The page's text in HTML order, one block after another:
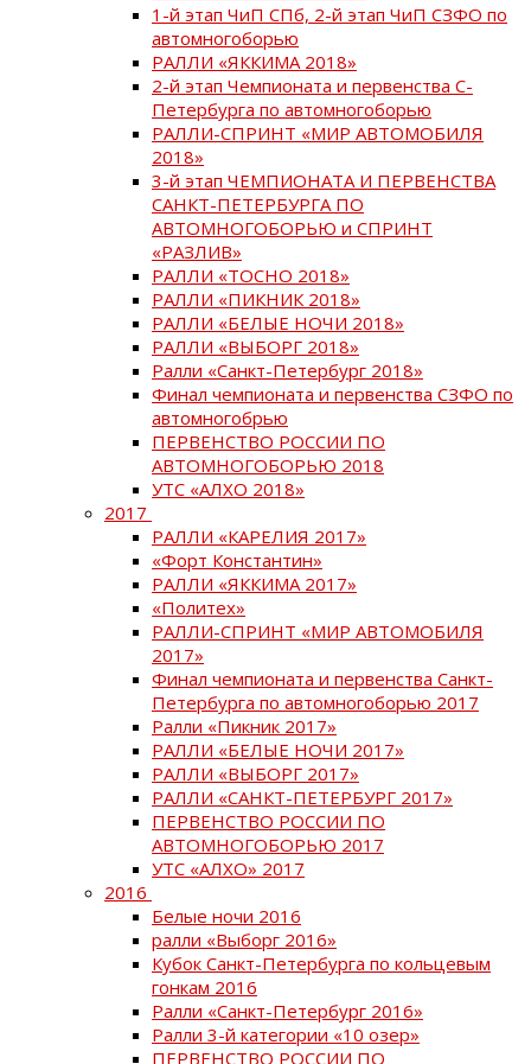
1-й этап ЧиП СПб, 2-й этап ЧиП СЗФО по
автомногоборью
РАЛЛИ «ЯККИМА 2018»
2-й этап Чемпионата и первенства С-
Петербурга по автомногоборью
РАЛЛИ-СПРИНТ «МИР АВТОМОБИЛЯ
2018»
3-й этап ЧЕМПИОНАТА И ПЕРВЕНСТВА
САНКТ-ПЕТЕРБУРГА ПО
АВТОМНОГОБОРЬЮ и СПРИНТ
«РАЗЛИВ»
РАЛЛИ «ТОСНО 2018»
РАЛЛИ «ПИКНИК 2018»
РАЛЛИ «БЕЛЫЕ НОЧИ 2018»
РАЛЛИ «ВЫБОРГ 2018»
Ралли «Санкт-Петербург 2018»
Финал чемпионата и первенства СЗФО по
автомногобрью
ПЕРВЕНСТВО РОССИИ ПО
АВТОМНОГОБОРЬЮ 2018
УТС «АЛХО 2018»
2017
РАЛЛИ «КАРЕЛИЯ 2017»
«Форт Константин»
РАЛЛИ «ЯККИМА 2017»
«Политех»
РАЛЛИ-СПРИНТ «МИР АВТОМОБИЛЯ
2017»
Финал чемпионата и первенства Санкт-
Петербурга по автомногоборью 2017
Ралли «Пикник 2017»
РАЛЛИ «БЕЛЫЕ НОЧИ 2017»
РАЛЛИ «ВЫБОРГ 2017»
РАЛЛИ «САНКТ-ПЕТЕРБУРГ 2017»
ПЕРВЕНСТВО РОССИИ ПО
АВТОМНОГОБОРЬЮ 2017
УТС «АЛХО» 2017
2016
Белые ночи 2016
ралли «Выборг 2016»
Кубок Санкт-Петербурга по кольцевым
гонкам 2016
Ралли «Санкт-Петербург 2016»
Ралли 3-й категории «10 озер»
ПЕРВЕНСТВО РОССИИ ПО